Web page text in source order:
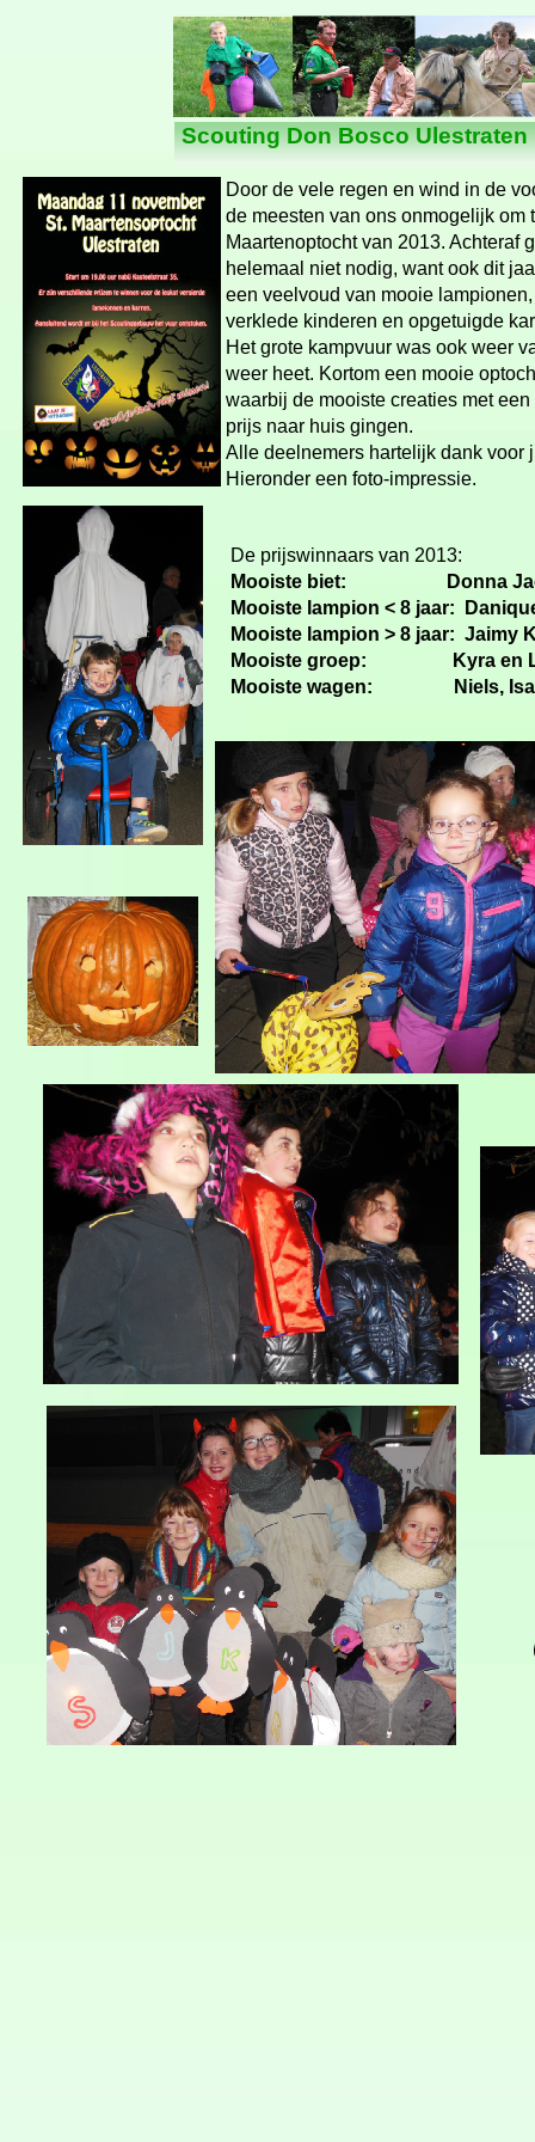
Nieuws
Scouting Don Bosco Ulestraten
Door de vele regen en wind in de
de meesten van ons onmogelijk om
Maartenoptocht van 2013. Achteraf
helemaal niet nodig, want ook dit
een veelvoud van mooie
verklede kinderen en opgetuigde
Het grote kampvuur was ook weer
weer heet. Kortom een mooie
waarbij de mooiste creaties met
prijs naar huis gingen.
Alle deelnemers hartelijk dank voor
Hieronder een foto-impressie.
De prijswinnaars van 2013:
Mooiste biet: Donna
Mooiste lampion < 8 jaar:
Mooiste lampion > 8 jaar: Jaimy
Mooiste groep: Kyra en
Mooiste wagen: Niels, Isa